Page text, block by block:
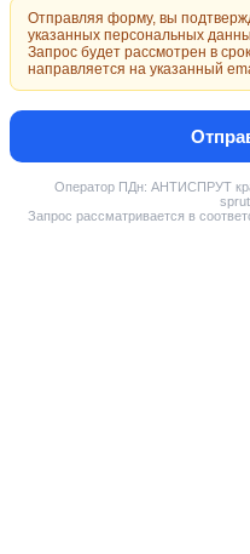
Отправляя форму, вы
указанных персональных
Запрос будет рассмотрен в
направляется на указанный
Оператор ПДн: АНТИСПРУТ
Запрос рассматривается в